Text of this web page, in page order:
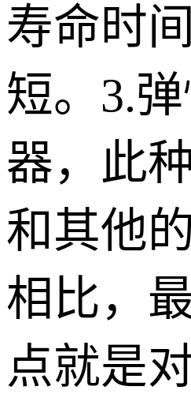
寿命时
短。 3.
器，此
和其他
相比，
点就是